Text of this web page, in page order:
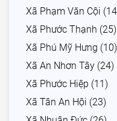
Xã Phạm Văn Cội
Xã Phước Thạnh (25)
Xã Phú Mỹ Hưng (10)
Xã An Nhơn Tây (24)
Xã Phước Hiệp (11)
Xã Tân An Hội (23)